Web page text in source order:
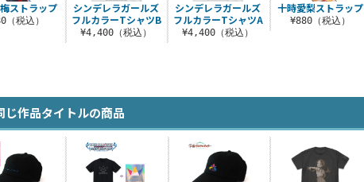
シンデレラガールズ
フルカラーTシャツA
¥4,400（税込）
十時愛梨ストラップ
¥880（税込）
ストラップ
（税込）
シンデレラガールズ
フルカラーTシャツB
¥4,400（税込）
じ作品タイトルの商品